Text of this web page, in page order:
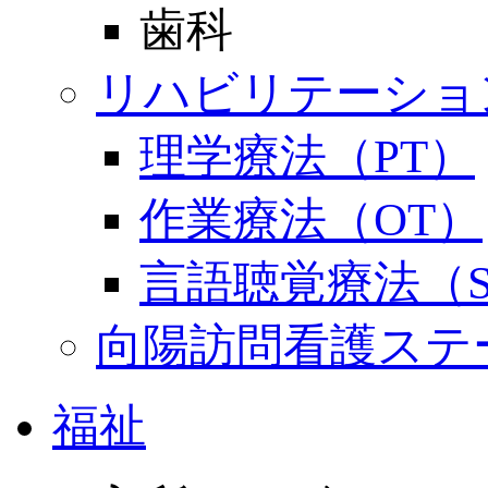
歯科
リハビリテーシ
理学療法（PT）
作業療法（OT）
言語聴覚療法（
向陽訪問看護ス
福祉